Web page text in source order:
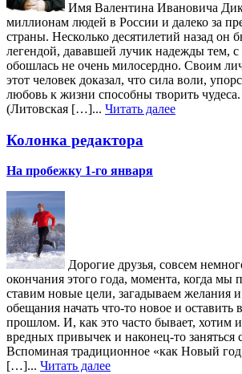
Имя Валентина Ивановича
миллионам людей в России и далеко за
страны. Несколько десятилетий назад он
легендой, дававшей лучик надежды тем, с
обошлась не очень милосердно. Своим
этот человек доказал, что сила воли,
любовь к жизни способны творить
(Литовская […]... Читать далее
Колонка редактора
На пробежку 1-го января
Дорогие друзья, совсем
окончания этого года, момента, когда мы
ставим новые цели, загадываем желания и
обещания начать что-то новое и оставить
прошлом. И, как это часто бывает, хотим
вредных привычек и наконец-то заняться
Вспоминая традиционное «как Новый год
[…]... Читать далее